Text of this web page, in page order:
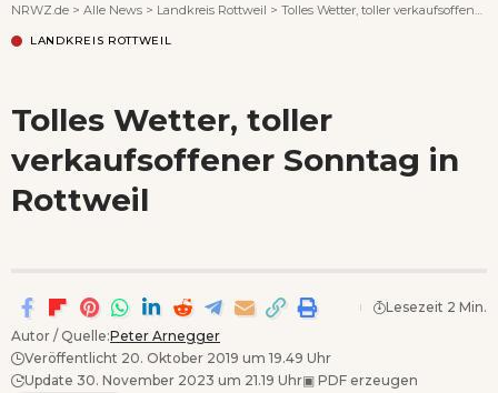
NRWZ.de > Alle News > Landkreis Rottweil > Tolles Wetter, toller verkaufsoffener Sonntag in Rottweil
LANDKREIS ROTTWEIL
Tolles Wetter, toller
verkaufsoffener Sonntag in
Rottweil
Autor / Quelle:Peter Arnegger
Veröffentlicht 20. Oktober 2019 um 19.49 Uhr
Update 30. November 2023 um 21.19 Uhr▣ PDF erzeugen
Lesezeit 2 Min.